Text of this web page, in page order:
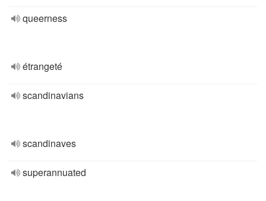
queerness
étrangeté
scandinavians
scandinaves
superannuated